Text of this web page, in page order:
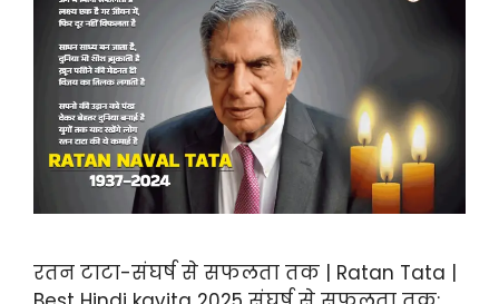
रतन टाटा-संघर्ष से सफलता तक | Ratan Tata |